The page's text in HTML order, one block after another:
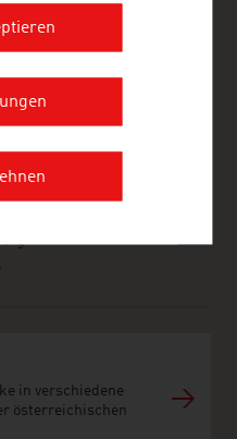
in verschiedene
österreichischen